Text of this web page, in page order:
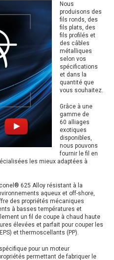
Nous
produisons des
fils ronds, des
fils plats, des
fils profilés et
des câbles
métalliques
selon vos
spécifications
et dans la
quantité que
vous souhaitez.
Grâce à une
gamme de
60 alliages
exotiques
disponibles,
nous pouvons
fournir le fil en
les mieux adaptées à
625 Alloy résistant à la
aqueux et off-shore,
des propriétés mécaniques
à basses températures et
un fil de coupe à chaud haute
élevées et parfait pour couper les
et thermoscellants (PP).
pour un moteur
permettant de fabriquer le